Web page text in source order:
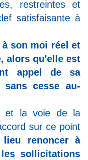
restreintes et
satisfaisante à
son moi réel et
alors qu'elle est
appel de sa
cesse au-
et la voie de la
sur ce point
renoncer à
sollicitations